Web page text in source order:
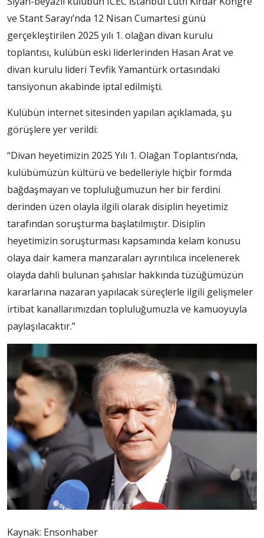
ve Stant Sarayı’nda 12 Nisan Cumartesi günü
gerçekleştirilen 2025 yılı 1. olağan divan kurulu
toplantısı, kulübün eski liderlerinden Hasan Arat ve
divan kurulu lideri Tevfik Yamantürk ortasındaki
tansiyonun akabinde iptal edilmişti.
Kulübün internet sitesinden yapılan açıklamada, şu
görüşlere yer verildi:
“Divan heyetimizin 2025 Yılı 1. Olağan Toplantısı’nda,
kulübümüzün kültürü ve bedelleriyle hiçbir formda
bağdaşmayan ve topluluğumuzun her bir ferdini
derinden üzen olayla ilgili olarak disiplin heyetimiz
tarafından soruşturma başlatılmıştır. Disiplin
heyetimizin soruşturması kapsamında kelam konusu
olaya dair kamera manzaraları ayrıntılıca incelenerek
olayda dahli bulunan şahıslar hakkında tüzüğümüzün
kararlarına nazaran yapılacak süreçlerle ilgili gelişmeler
irtibat kanallarımızdan topluluğumuzla ve kamuoyuyla
paylaşılacaktır.”
Kaynak: Ensonhaber